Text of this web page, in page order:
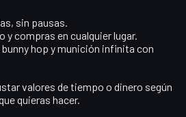
sin pausas.
y compras en cualquier lugar.
hop y munición infinita con
valores de tiempo o dinero según
quieras hacer.